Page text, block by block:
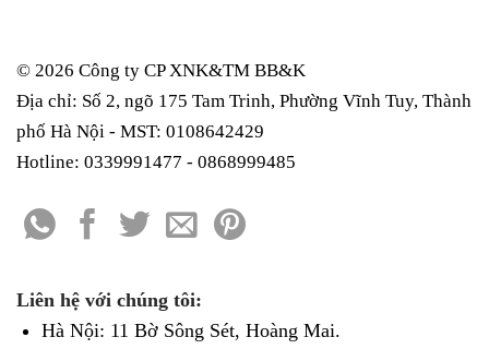
© 2026 Công ty CP XNK&TM BB&K
Địa chỉ: Số 2, ngõ 175 Tam Trinh, Phường Vĩnh Tuy, Thành
phố Hà Nội - MST: 0108642429
Hotline: 0339991477 - 0868999485
Liên hệ với chúng tôi:
Hà Nội: 11 Bờ Sông Sét, Hoàng Mai.